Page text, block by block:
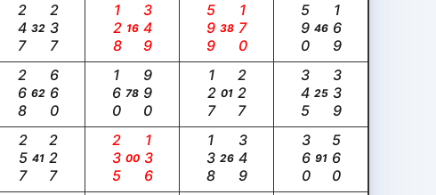
247 32 237 128 16349 599 38170 590 46169
268 62 660 160 78 990 127 01227 345 25339
257 41 227 235 00136 138 26349 360 91560